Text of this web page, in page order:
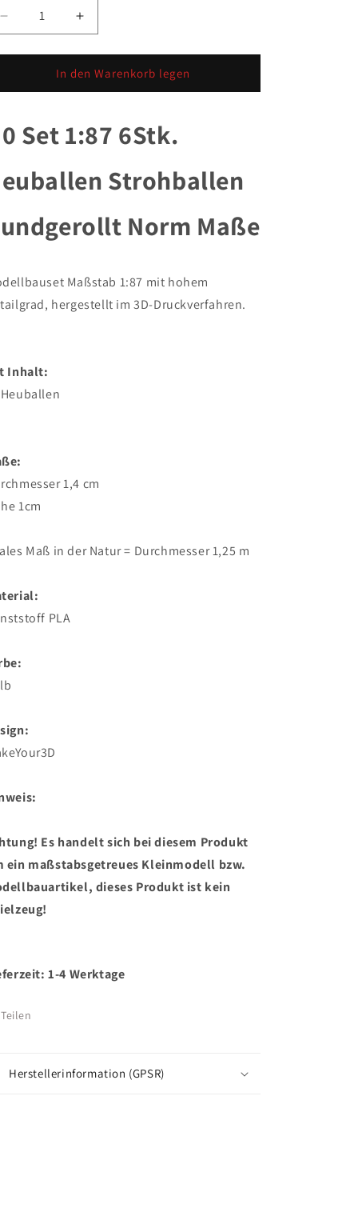
Verringere
die
Menge
H0
1:87
6Stk.
Strohballen
Rundgerollt
Maße
Erhöhe
die
Menge
für
H0
1:87
6Stk.
Strohballen
Rundgerollt
Maße
In den Warenkorb legen
Set 1:87 6Stk.
Strohballen
Norm Maße
Maßstab 1:87 mit hohem
hergestellt im 3D-Druckverfahren.
Inhalt:
1,4 cm
1cm
Maß in der Natur = Durchmesser 1,25 m
PLA
Es handelt sich bei diesem Produkt
ein maßstabsgetreues Kleinmodell bzw.
dieses Produkt ist kein
1-4 Werktage
Teilen
Herstellerinformation (GPSR)